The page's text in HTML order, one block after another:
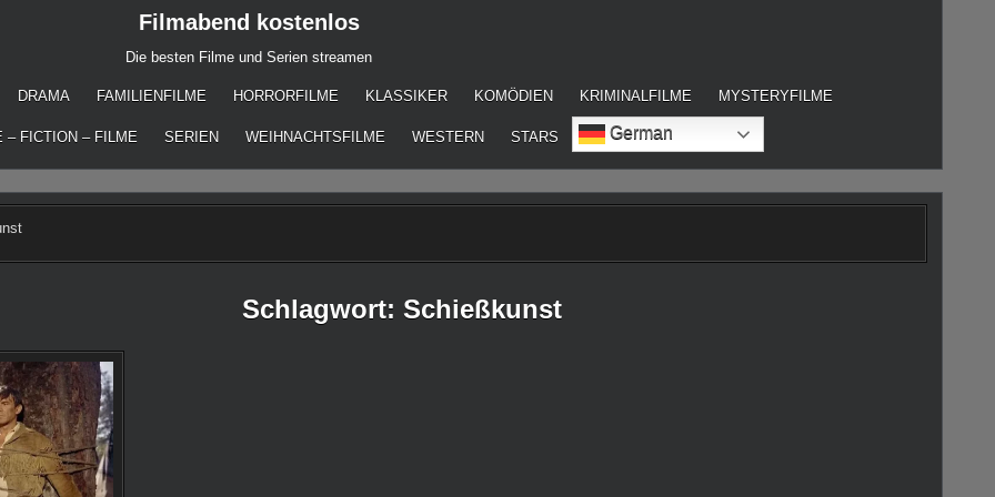
Filmabend kostenlos
Die besten Filme und Serien streamen
DRAMA FAMILIENFILME HORRORFILME KLASSIKER KOMÖDIEN KRIMINALFILME MYSTERYFILME
– FICTION – FILME SERIEN WEIHNACHTSFILME WESTERN STARS German
Schlagwort:Schießkunst